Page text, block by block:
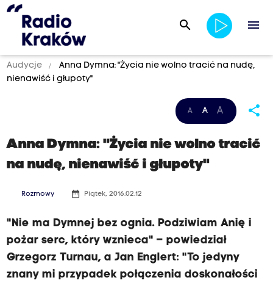
search menu
Audycje
Anna Dymna: "Życia nie wolno tracić na nudę,
nienawiść i głupoty"
A A A share
Anna Dymna: "Życia nie wolno tracić
na nudę, nienawiść i głupoty"
Rozmowy date_range Piątek, 2016.02.12
"Nie ma Dymnej bez ognia. Podziwiam Anię i
pożar serc, który wznieca" – powiedział
Grzegorz Turnau, a Jan Englert: "To jedyny
znany mi przypadek połączenia doskonałości